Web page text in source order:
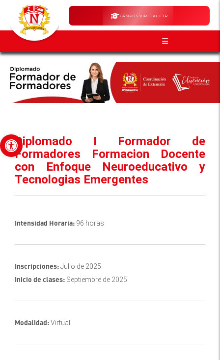
Abrir barra de herramientas
CAMPUS VIRTUAL ETR
Diplomado I Formador de
Formadores Formacion Docente
con Enfoque Neuroeducativo y
Tecnologias Emergentes
Intensidad Horaria: 96 horas
Inscripciones:Julio de 2025
Inicio de clases: Septiembre de 2025
Modalidad:Virtual